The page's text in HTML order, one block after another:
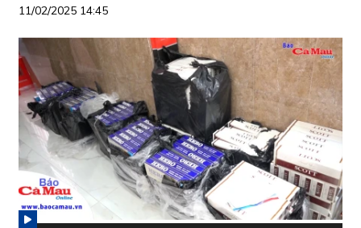
11/02/2025 14:45